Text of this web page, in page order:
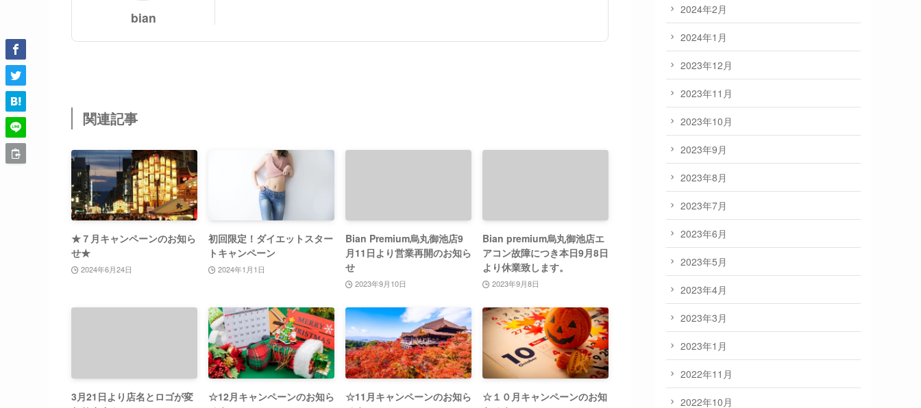
bian
関連記事
★７月キャンペーンのお知ら
せ★
2024年6月24日
初回限定！ダイエットスター
トキャンペーン
2024年1月1日
Bian Premium烏丸御池店9
月11日より営業再開のお知ら
せ
2023年9月10日
Bian premium烏丸御池店エ
アコン故障につき本日9月8日
より休業致します。
2023年9月8日
3月21日より店名とロゴが変
☆12月キャンペーンのお知ら
☆11月キャンペーンのお知ら
☆１０月キャンペーンのお知
2024年2月
2024年1月
2023年12月
2023年11月
2023年10月
2023年9月
2023年8月
2023年7月
2023年6月
2023年5月
2023年4月
2023年3月
2023年1月
2022年11月
2022年10月